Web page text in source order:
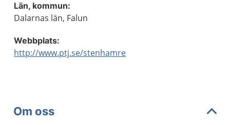
Län, kommun:
Dalarnas län, Falun
Webbplats:
http://www.ptj.se/stenhamre
Om oss